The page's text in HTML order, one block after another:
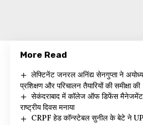
More Read
लेफ्टिनेंट जनरल अनिंद्य सेनगुप्ता ने
प्रशिक्षण और परिचालन तैयारियों की समीक्षा की
सेकंदराबाद में कॉलेज ऑफ डिफेंस मैनेजमेंट
राष्ट्रीय दिवस मनाया
CRPF हेड कॉन्स्टेबल सुनील के बेटे ने